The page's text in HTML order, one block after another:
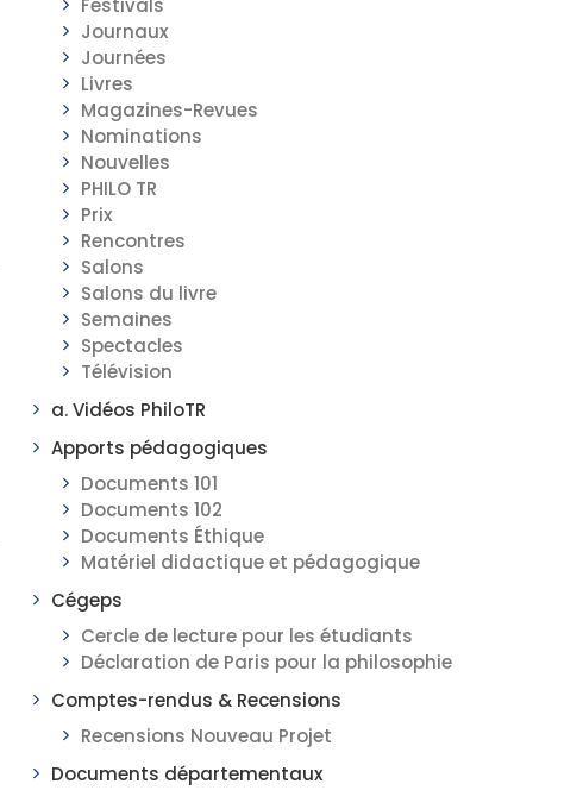
Festivals
Journaux
Journées
Livres
Magazines-Revues
Nominations
Nouvelles
PHILO TR
Prix
Rencontres
Salons
Salons du livre
Semaines
Spectacles
Télévision
a. Vidéos PhiloTR
Apports pédagogiques
Documents 101
Documents 102
Documents Éthique
Matériel didactique et pédagogique
Cégeps
Cercle de lecture pour les étudiants
Déclaration de Paris pour la philosophie
Comptes-rendus & Recensions
Recensions Nouveau Projet
Documents départementaux